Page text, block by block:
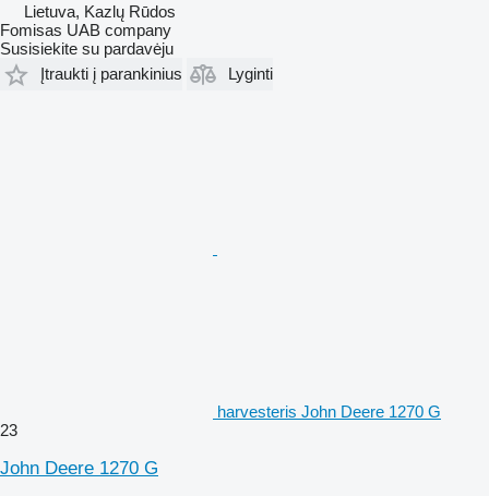
Lietuva, Kazlų Rūdos
Fomisas UAB company
Susisiekite su pardavėju
Įtraukti į parankinius
Lyginti
harvesteris John Deere 1270 G
23
John Deere 1270 G